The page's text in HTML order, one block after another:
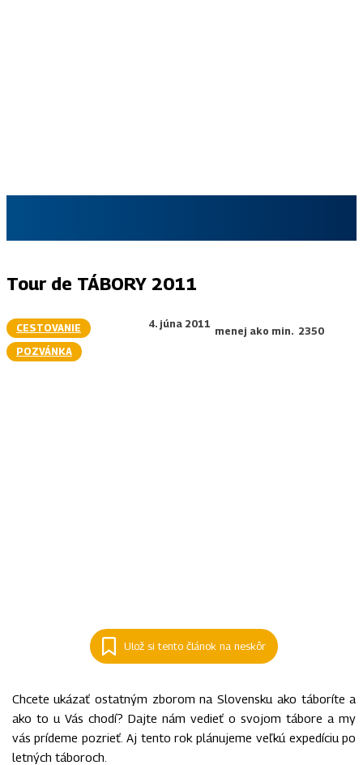
Tour de TÁBORY 2011
CESTOVANIE
POZVÁNKA
4. júna 2011
menej ako min. 2350
Ulož si tento článok na neskôr
Chcete ukázať ostatným zborom na Slovensku ako táboríte a
ako to u Vás chodí? Dajte nám vedieť o svojom tábore a my
vás prídeme pozrieť. Aj tento rok plánujeme veľkú expedíciu po
letných táboroch.